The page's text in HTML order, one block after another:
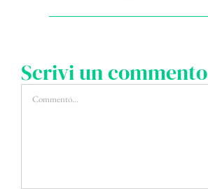
Scrivi un commento
Commento